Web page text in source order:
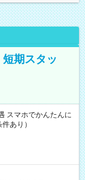
期スタッ
スマホでかんたんに
あり）